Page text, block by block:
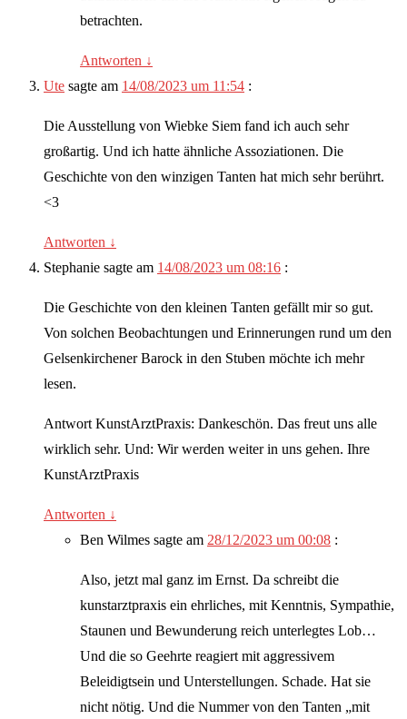
betrachten.
Antworten ↓
Ute sagte am 14/08/2023 um 11:54 :
Die Ausstellung von Wiebke Siem fand ich auch sehr
großartig. Und ich hatte ähnliche Assoziationen. Die
Geschichte von den winzigen Tanten hat mich sehr berührt.
<3
Antworten ↓
Stephanie sagte am 14/08/2023 um 08:16 :
Die Geschichte von den kleinen Tanten gefällt mir so gut.
Von solchen Beobachtungen und Erinnerungen rund um den
Gelsenkirchener Barock in den Stuben möchte ich mehr
lesen.
Antwort KunstArztPraxis: Dankeschön. Das freut uns alle
wirklich sehr. Und: Wir werden weiter in uns gehen. Ihre
KunstArztPraxis
Antworten ↓
Ben Wilmes sagte am 28/12/2023 um 00:08 :
Also, jetzt mal ganz im Ernst. Da schreibt die
kunstarztpraxis ein ehrliches, mit Kenntnis, Sympathie,
Staunen und Bewunderung reich unterlegtes Lob…
Und die so Geehrte reagiert mit aggressivem
Beleidigtsein und Unterstellungen. Schade. Hat sie
nicht nötig. Und die Nummer von den Tanten „mit